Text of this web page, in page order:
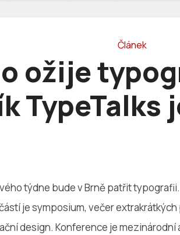
Článek
ožije
TypeTalks
týdne bude v Brně patřit
je symposium, večer
design. Konference je